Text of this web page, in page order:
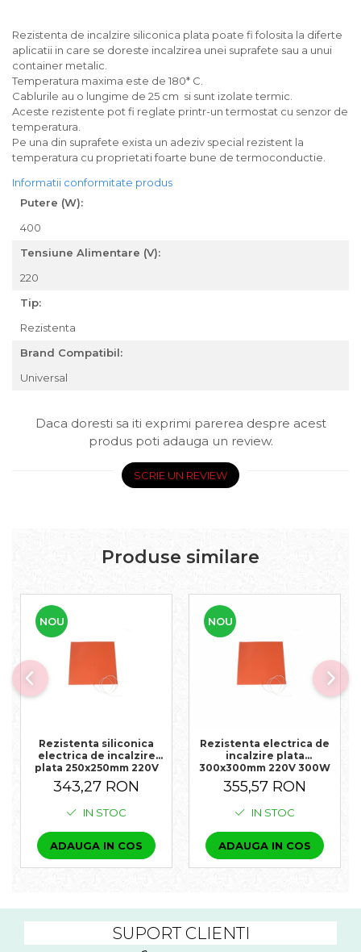
Rezistenta de incalzire siliconica plata poate fi folosita la diferte
aplicatii in care se doreste incalzirea unei suprafete sau a unui
container metalic.
Temperatura maxima este de 180* C.
Cablurile au o lungime de 25 cm si sunt izolate termic.
Aceste rezistente pot fi reglate printr-un termostat cu senzor de
temperatura.
Pe una din suprafete exista un adeziv special rezistent la
temperatura cu proprietati foarte bune de termoconductie.
Informatii conformitate produs
Putere (W):
400
Tensiune Alimentare (V):
220
Tip:
Rezistenta
Brand Compatibil:
Universal
Daca doresti sa iti exprimi parerea despre acest
produs poti adauga un review.
SCRIE UN REVIEW
Produse similare
NOU
Rezistenta siliconica
electrica de incalzire
plata 250x250mm 220V
300W 180°C
343,27 RON
IN STOC
ADAUGA IN COS
NOU
Rezistenta electrica de
incalzire plata
300x300mm 220V 300W
180°C
355,57 RON
IN STOC
ADAUGA IN COS
SUPORT CLIENTI